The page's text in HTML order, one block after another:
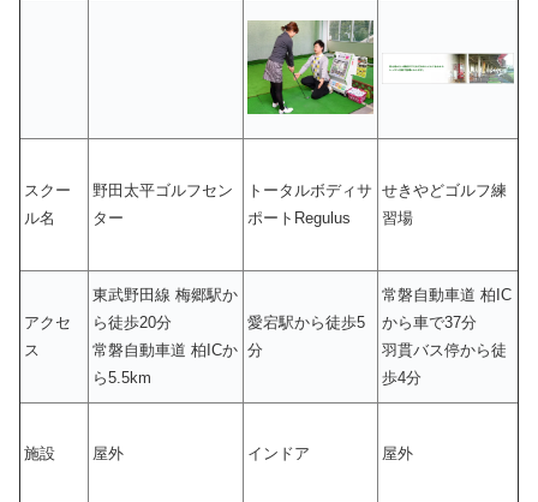
スクー
ル名
野田太平ゴルフセン
ター
トータルボディサ
ポートRegulus
せきやどゴルフ練
習場
アクセ
ス
東武野田線 梅郷駅か
ら徒歩20分
常磐自動車道 柏ICか
ら5.5km
愛宕駅から徒歩5
分
常磐自動車道 柏IC
から車で37分
羽貫バス停から徒
歩4分
施設 屋外 インドア 屋外